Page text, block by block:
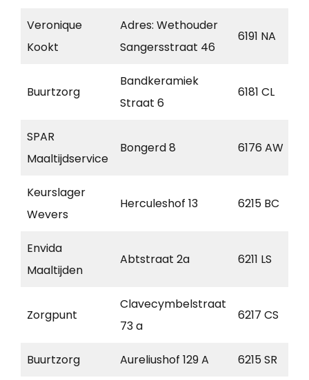
Veronique
Kookt
Adres: Wethouder
Sangersstraat 46
6191 NA
Buurtzorg
Bandkeramiek
Straat 6
6181 CL
SPAR
Maaltijdservice
Bongerd 8 6176 AW
Keurslager
Wevers
Herculeshof 13 6215 BC
Envida
Maaltijden
Abtstraat 2a 6211 LS
Zorgpunt
Clavecymbelstraat
73 a
6217 CS
Buurtzorg Aureliushof 129 A 6215 SR